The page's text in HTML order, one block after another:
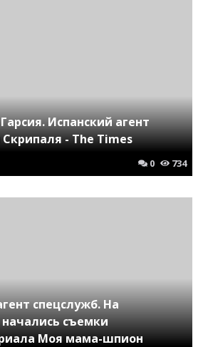
Испанский агент
- The Times
0 734
спецслужб. На
съемки
Моя мама-шпион